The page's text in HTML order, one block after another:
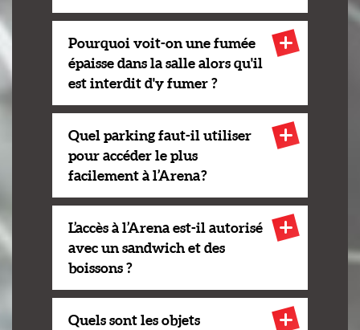
Pourquoi voit-on une fumée
épaisse dans la salle alors qu'il
est interdit d'y fumer ?
Quel parking faut-il utiliser
pour accéder le plus
facilement à l’Arena ?
L’accès à l’Arena est-il autorisé
avec un sandwich et des
boissons ?
Quels sont les objets